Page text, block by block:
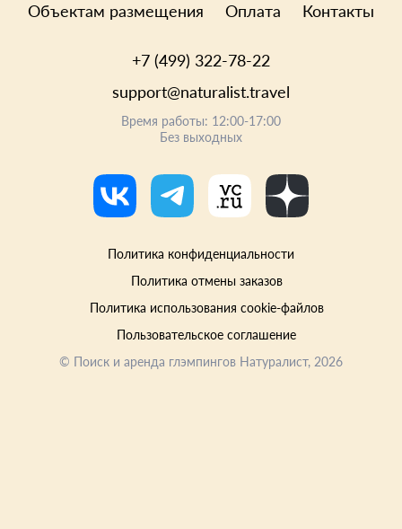
Объектам размещения
Оплата Контакты
+7 (499) 322-78-22
support@naturalist.travel
Время работы: 12:00-17:00
Без выходных
Политика конфиденциальности
Политика отмены заказов
Политика использования cookie-файлов
Пользовательское соглашение
© Поиск и аренда глэмпингов Натуралист, 2026